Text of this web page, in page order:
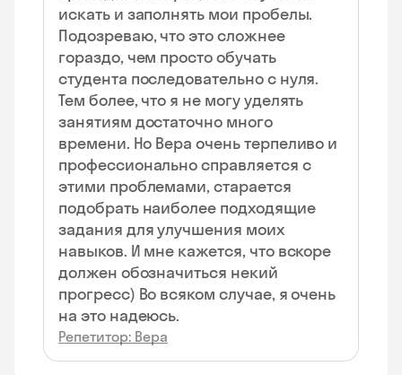
искать и заполнять мои пробелы.
Подозреваю, что это сложнее
гораздо, чем просто обучать
студента последовательно с нуля.
Тем более, что я не могу уделять
занятиям достаточно много
времени. Но Вера очень терпеливо и
профессионально справляется с
этими проблемами, старается
подобрать наиболее подходящие
задания для улучшения моих
навыков. И мне кажется, что вскоре
должен обозначиться некий
прогресс) Во всяком случае, я очень
на это надеюсь.
Репетитор: Вера